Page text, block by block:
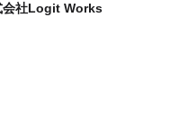
会社Logit Works